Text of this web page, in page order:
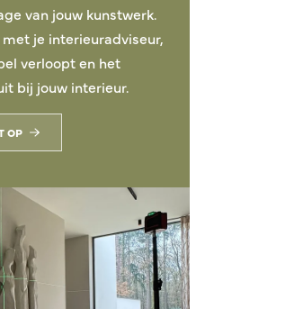
van jouw kunstwerk.
je interieuradviseur,
verloopt en het
bij jouw interieur.
OP